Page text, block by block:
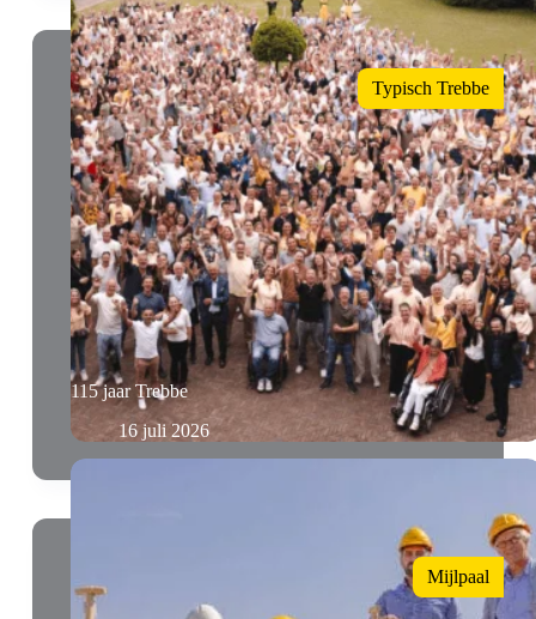
Typisch Trebbe
115 jaar Trebbe
16 juli 2026
Mijlpaal